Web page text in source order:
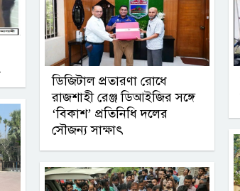
ডিজিটাল প্রতারণা রোধে
রাজশাহী রেঞ্জ ডিআইজির সঙ্গে
‘বিকাশ’ প্রতিনিধি দলের
সৌজন্য সাক্ষাৎ